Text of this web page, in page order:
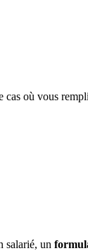
où vous
salarié, un